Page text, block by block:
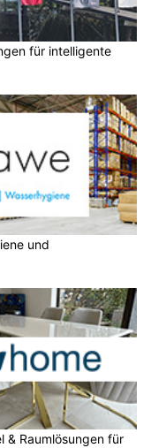
für intelligente
und
& Raumlösungen für